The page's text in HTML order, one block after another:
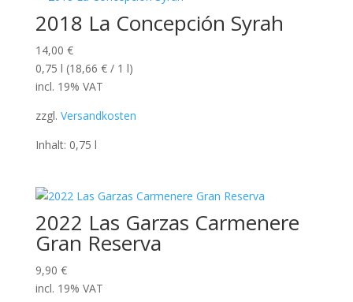
2018 La Concepción Syrah
14,00 €
0,75 l (18,66 €/ 1 l)
incl. 19% VAT
zzgl. Versandkosten
Inhalt: 0,75 l
2022 Las Garzas Carmenere
Gran Reserva
9,90 €
incl. 19% VAT